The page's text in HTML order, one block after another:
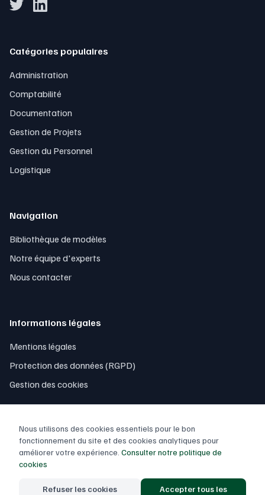
Catégories populaires
Administration
Comptabilité
Documentation
Gestion de Projets
Gestion du Personnel
Logistique
Navigation
Bibliothèque de modèles
Notre équipe d'experts
Nous contacter
Informations légales
Mentions légales
Protection des données (RGPD)
Gestion des cookies
© 2026 Contrôle Excel. Tous droits réservés.
par des experts français
Nous utilisons des cookies essentiels pour le bon
fonctionnement du site et des cookies analytiques pour
améliorer votre expérience. Consulter notre politique de
cookies
Refuser les cookies Accepter tous les